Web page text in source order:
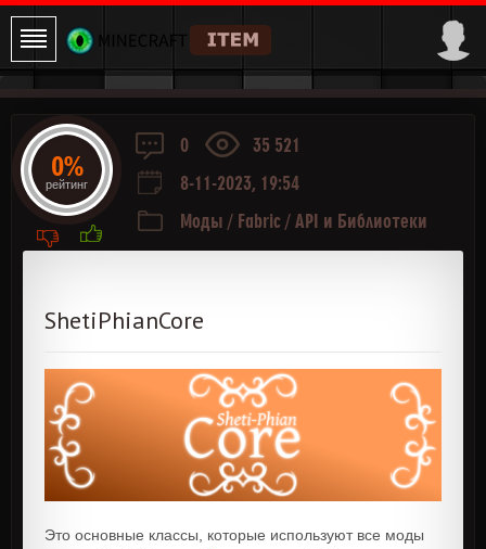
0
35 521
8-11-2023, 19:54
Моды / Fabric / API и Библиотеки
ShetiPhianCore
Это основные классы, которые используют все моды
0%
рейтинг